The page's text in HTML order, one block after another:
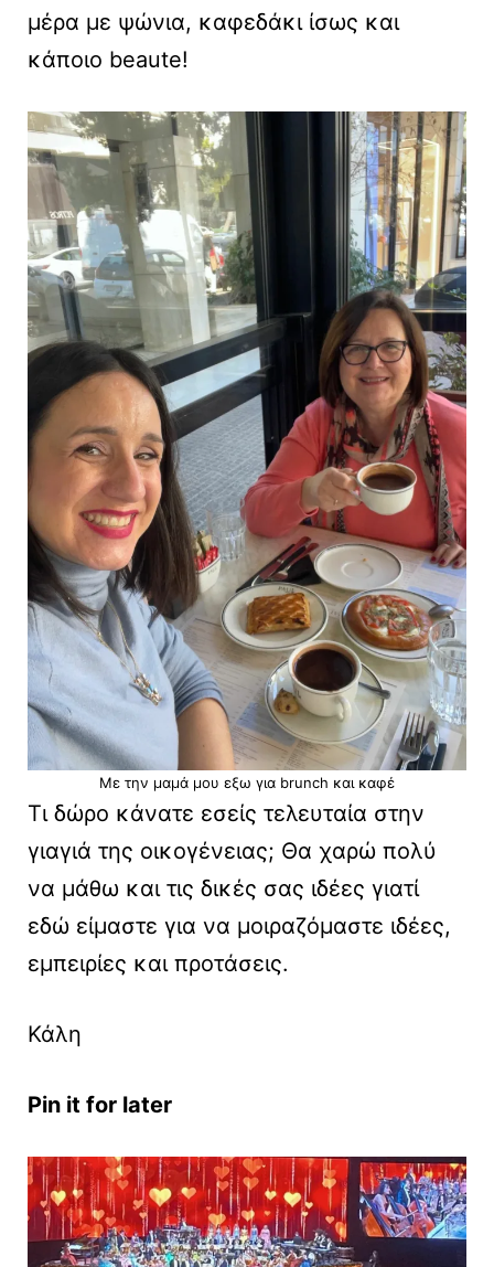
μέρα με ψώνια, καφεδάκι ίσως και
κάποιο beaute!
Με την μαμά μου εξω για brunch και καφέ
Τι δώρο κάνατε εσείς τελευταία στην
γιαγιά της οικογένειας; Θα χαρώ πολύ
να μάθω και τις δικές σας ιδέες γιατί
εδώ είμαστε για να μοιραζόμαστε ιδέες,
εμπειρίες και προτάσεις.
Κάλη
Pin it for later